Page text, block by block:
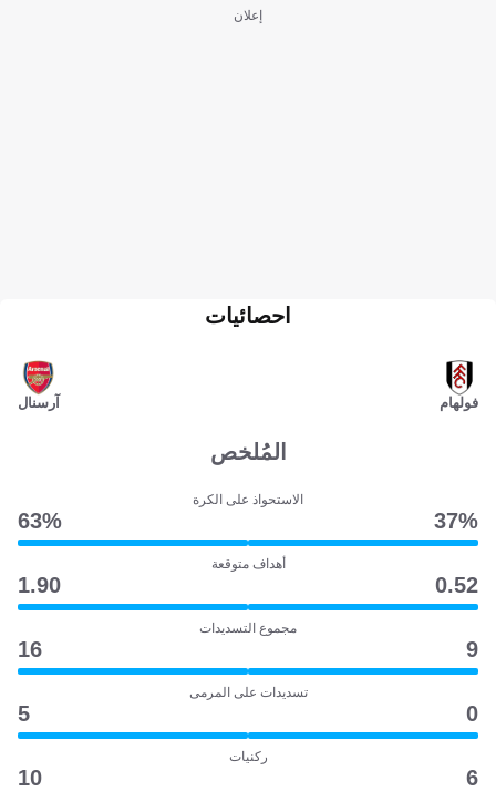
إعلان
فولهام
احصائيات
آرسنال
المُلخص
الاستحواذ على الكرة
37‎%‎
63‎%‎
أهداف متوقعة
0.52
1.90
مجموع التسديدات
9
16
تسديدات على المرمى
0
5
ركنيات
6
10